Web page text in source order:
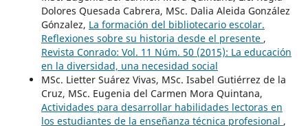
Dolores Quesada Cabrera, MSc. Dalia Aleida González
Gónzalez, La formación del bibliotecario escolar.
Reflexiones sobre su historia desde el presente ,
Revista Conrado: Vol. 11 Núm. 50 (2015): La educación
en la diversidad, una necesidad social
MSc. Lietter Suárez Vivas, MSc. Isabel Gutiérrez de la
Cruz, MSc. Eugenia del Carmen Mora Quintana,
Actividades para desarrollar habilidades lectoras en
los estudiantes de la enseñanza técnica profesional ,